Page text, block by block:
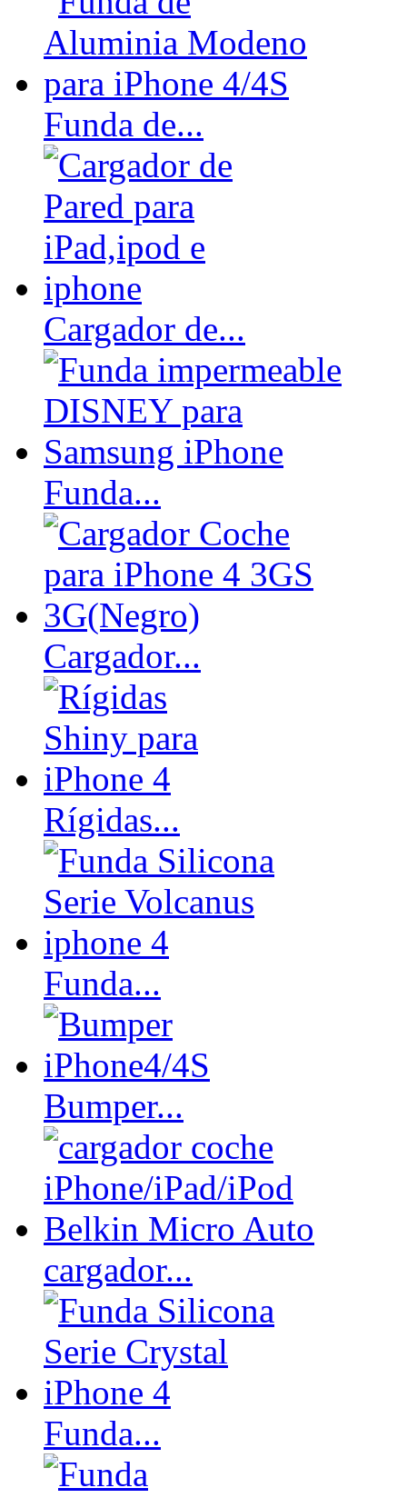
Funda de...
Cargador de...
Funda...
Cargador...
Rígidas...
Funda...
Bumper...
cargador...
Funda...